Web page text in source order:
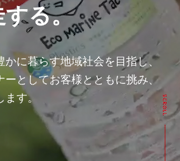
する。
かに暮らす地域社会を目指し、
ーとしてお客様とともに挑み、
ます。